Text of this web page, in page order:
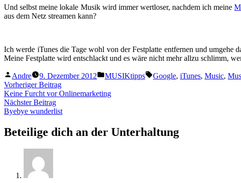
Und selbst meine lokale Musik wird immer wertloser, nachdem ich meine
aus dem Netz streamen kann?
Ich werde iTunes die Tage wohl von der Festplatte entfernen und
Meine Festplatte wird entschlackt und es wäre nicht mehr allzu schlimm,
Veröffentlicht
von
Andre 9. Dezember 2012
Veröffentlicht
MUSIKtipps Schlagwörter:
Google, iTunes, Music,
Beitragsnavigation
Vorheriger BeitragVorheriger
Beitrag:
Keine Furcht vor Onlinemarketing
Nächster BeitragNächster
Beitrag:
Byebye wunderlist
Beteilige dich an der Unterhaltung